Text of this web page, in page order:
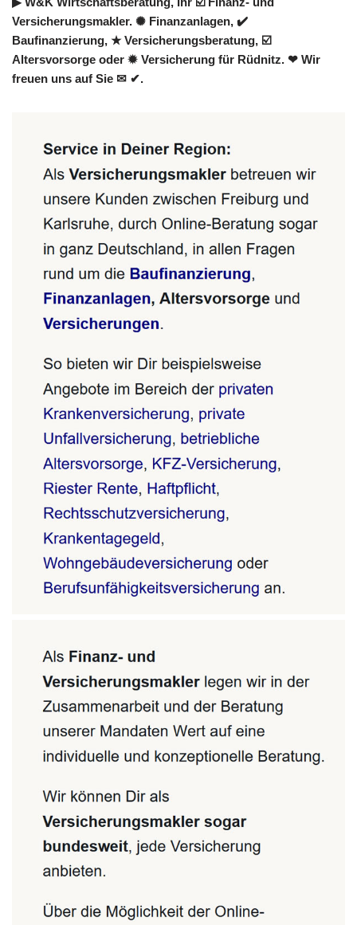
Versicherungsmakler. ✺ Finanzanlagen, ✔️
Baufinanzierung, ★ Versicherungsberatung, ☑️
Altersvorsorge oder ✹ Versicherung für Rüdnitz. ❤ Wir
freuen uns auf Sie ✉ ✔.